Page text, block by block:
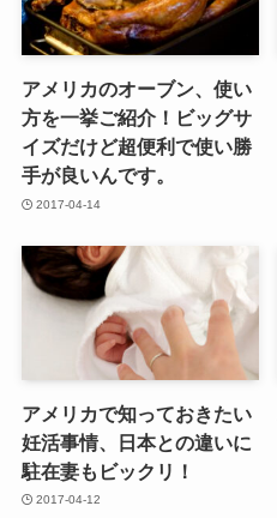
アメリカのオーブン、使い
方を一挙ご紹介！ビッグサ
イズだけど超便利で使い勝
手が良いんです。
2017-04-14
アメリカで知っておきたい
妊活事情、日本との違いに
駐在妻もビックリ！
2017-04-12